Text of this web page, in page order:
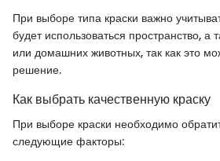
При выборе типа краски важно
будет использоваться пространство, а
или домашних животных, так как это
решение.
Как выбрать качественную краску
При выборе краски необходимо
следующие факторы: